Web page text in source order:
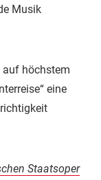
Musik
höchstem
eine
Staatsoper